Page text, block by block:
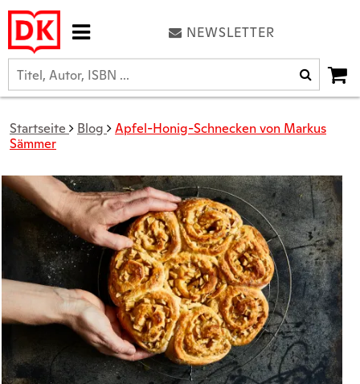
NEWSLETTER
Startseite Blog
Apfel-Honig-Schnecken von Markus
Sämmer